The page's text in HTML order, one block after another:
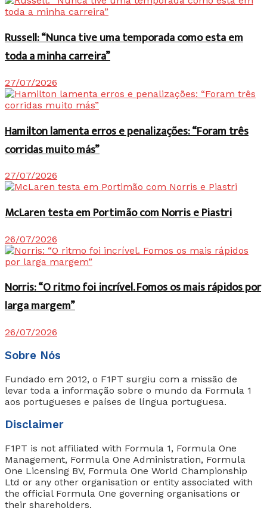
Russell: “Nunca tive uma temporada como esta em
toda a minha carreira”
27/07/2026
Hamilton lamenta erros e penalizações: “Foram três
corridas muito más”
27/07/2026
McLaren testa em Portimão com Norris e Piastri
26/07/2026
Norris: “O ritmo foi incrível. Fomos os mais rápidos por
larga margem”
26/07/2026
Sobre Nós
Fundado em 2012, o F1PT surgiu com a missão de
levar toda a informação sobre o mundo da Formula 1
aos portugueses e países de língua portuguesa.
Disclaimer
F1PT is not affiliated with Formula 1, Formula One
Management, Formula One Administration, Formula
One Licensing BV, Formula One World Championship
Ltd or any other organisation or entity associated with
the official Formula One governing organisations or
their shareholders.